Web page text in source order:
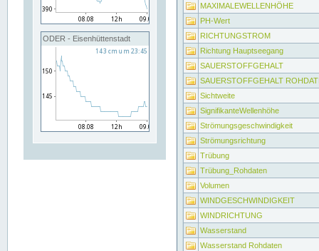
ODER - Eisenhüttenstadt
MAXIMALEWELLENHÖHE
PH-Wert
RICHTUNGSTROM
Richtung Hauptseegang
SAUERSTOFFGEHALT
SAUERSTOFFGEHALT
Sichtweite
SignifikanteWellenhöhe
Strömungsgeschwindigkeit
Strömungsrichtung
Trübung
Trübung_Rohdaten
Volumen
WINDGESCHWINDIGKEIT
WINDRICHTUNG
Wasserstand
Wasserstand Rohdaten